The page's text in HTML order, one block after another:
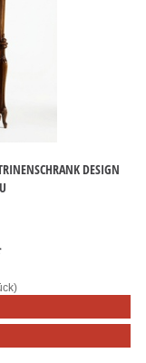
DESIGN